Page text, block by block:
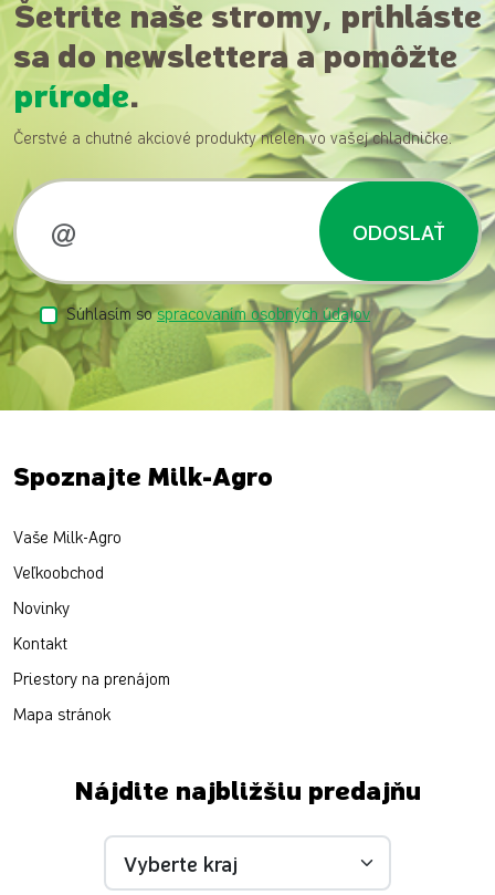
Šetrite naše stromy, prihláste
sa do newslettera a pomôžte
prírode.
Čerstvé a chutné akciové produkty nielen vo vašej chladničke.
ODOSLAŤ
Súhlasím sospracovaním osobných údajov
Spoznajte Milk-Agro
Vaše Milk-Agro
Veľkoobchod
Novinky
Kontakt
Priestory na prenájom
Mapa stránok
Nájdite najbližšiu predajňu